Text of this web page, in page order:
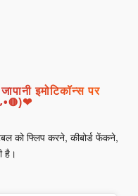
इमोटिकॉन्स पर
को फ्लिप करने, कीबोर्ड फेंकने,
है।